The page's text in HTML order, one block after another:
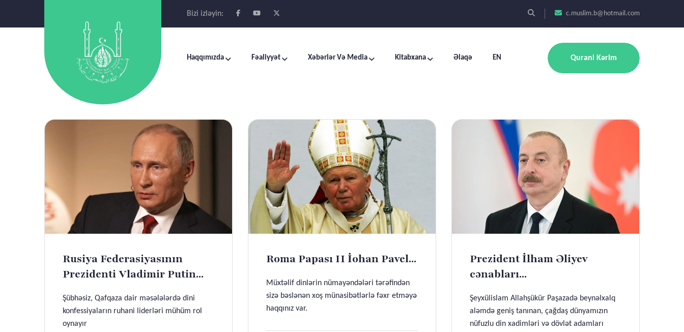
Bizi izləyin: c.muslim.b@hotmail.com
Haqqımızda Fəaliyyət Xəbərlər Və Media Kitabxana Əlaqə EN Qurani Kərim
Rusiya Federasiyasının
Prezidenti Vladimir Putin...
Şübhəsiz, Qafqaza dair məsələlərdə dini
konfessiyaların ruhani liderləri mühüm rol
oynayır
Roma Papası II İohan Pavel...
Müxtəlif dinlərin nümayəndələri tərəfindən
sizə bəslənən xoş münasibətlərlə fəxr etməyə
haqqınız var.
Prezident İlham Əliyev
cənabları...
Şeyxülislam Allahşükür Paşazadə beynəlxalq
aləmdə geniş tanınan, çağdaş dünyamızın
nüfuzlu din xadimləri və dövlət adamları